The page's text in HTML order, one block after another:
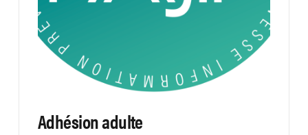
Adhésion adulte